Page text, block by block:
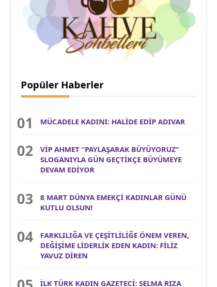
Popüler Haberler
MÜCADELE KADINI: HALİDE EDİP ADIVAR
VİP AHMET “PAYLAŞARAK BÜYÜYORUZ”
SLOGANIYLA GÜN GEÇTİKÇE BÜYÜMEYE
DEVAM EDİYOR
8 MART DÜNYA EMEKÇİ KADINLAR GÜNÜ
KUTLU OLSUN!
FARKLILIĞA VE ÇEŞİTLİLİĞE ÖNEM VEREN,
DEĞİŞİME LİDERLİK EDEN KADIN: FİLİZ
YAVUZ DİREN
İLK TÜRK KADIN GAZETECİ: SELMA RIZA